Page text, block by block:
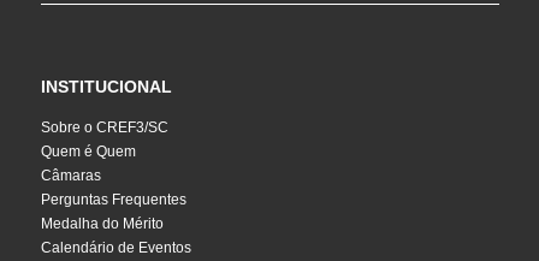
INSTITUCIONAL
Sobre o CREF3/SC
Quem é Quem
Câmaras
Perguntas Frequentes
Medalha do Mérito
Calendário de Eventos